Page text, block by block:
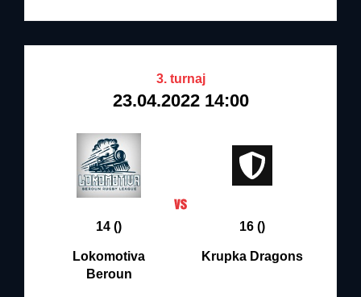
3. turnaj
23.04.2022 14:00
14 ()
Lokomotiva
Beroun
16 ()
Krupka Dragons